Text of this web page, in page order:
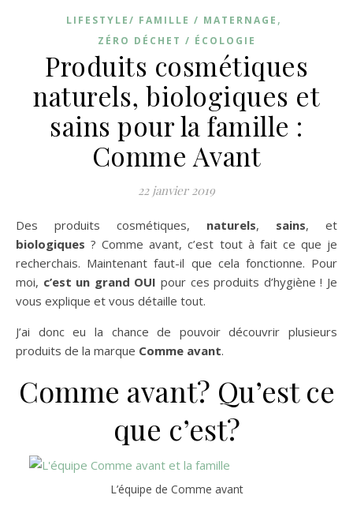
LIFESTYLE/ FAMILLE / MATERNAGE ,
ZÉRO DÉCHET / ÉCOLOGIE
Produits cosmétiques
naturels, biologiques et
sains pour la famille :
Comme Avant
22 janvier 2019
Des produits cosmétiques, naturels, sains, et
biologiques ? Comme avant, c’est tout à fait ce que je
recherchais. Maintenant faut-il que cela fonctionne. Pour
moi, c’est un grand OUI pour ces produits d’hygiène ! Je
vous explique et vous détaille tout.
J’ai donc eu la chance de pouvoir découvrir plusieurs
produits de la marque Comme avant.
Comme avant? Qu’est ce
que c’est?
L’équipe de Comme avant